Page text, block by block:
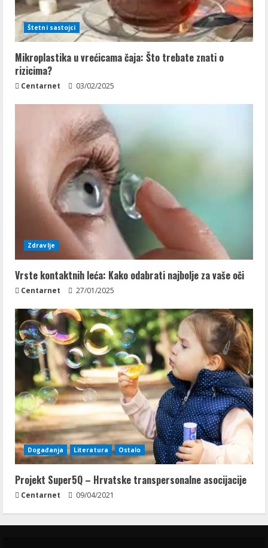
Štetni sastojci
Mikroplastika u vrećicama čaja: Što trebate znati o
rizicima?
Centarnet 03/02/2025
Zdravlje
Vrste kontaktnih leća: Kako odabrati najbolje za vaše oči
Centarnet 27/01/2025
Događanja Literatura Ostalo
Projekt Super5Q – Hrvatske transpersonalne asocijacije
Centarnet 09/04/2021